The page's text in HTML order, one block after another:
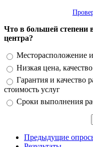
Что в большей степени
центра?
Варианты
Месторасположение
Низкая цена,
Гарантия и качество
стоимость услуг
Сроки выполнения
Предыдущие